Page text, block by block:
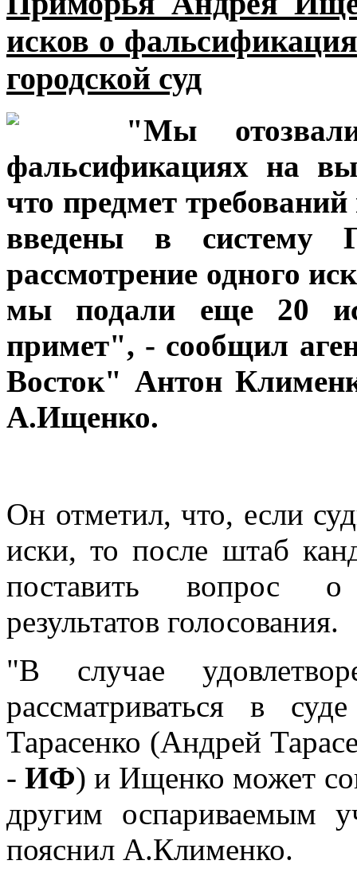
исков о
городской суд
"Мы
фальсификациях на
что предмет
введены в систему
рассмотрение одного
мы подали еще 20
примет", - сообщил
Восток" Антон
А.Ищенко.
Он отметил, что, если
иски, то после штаб
поставить вопрос о
результатов голосования.
"В случае
рассматриваться в
Тарасенко (Андрей
-ИФ) и Ищенко может
другим оспариваемым
пояснил А.Клименко.